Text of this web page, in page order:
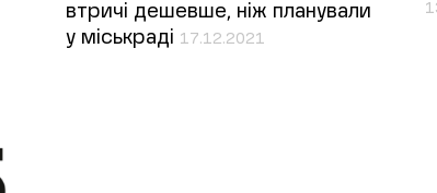
втричі дешевше, ніж планували
у міськраді 17.12.2021